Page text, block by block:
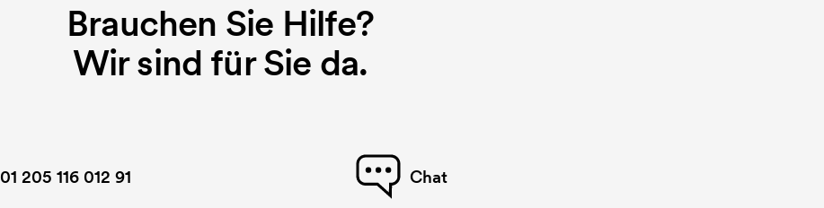
Brauchen Sie Hilfe?
Wir sind für Sie da.
01 205 116 012 91 Chat